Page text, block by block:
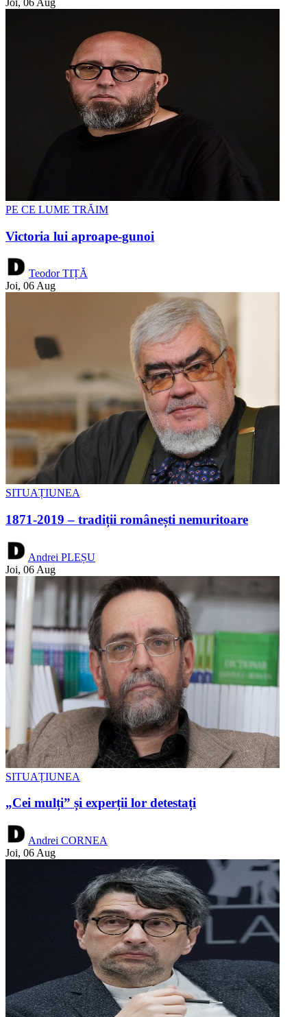
PE CE LUME TRĂIM
Victoria lui aproape-gunoi
Teodor TIȚĂ
Joi, 06 Aug
SITUAȚIUNEA
1871-2019 – tradiții românești nemuritoare
Andrei PLEȘU
Joi, 06 Aug
SITUAȚIUNEA
„Cei mulți” și experții lor detestați
Andrei CORNEA
Joi, 06 Aug